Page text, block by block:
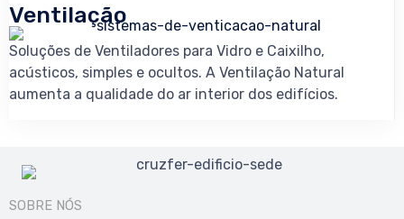
Ventilação
Soluções de Ventiladores para Vidro e Caixilho,
acústicos, simples e ocultos. A Ventilação Natural
aumenta a qualidade do ar interior dos edifícios.
SOBRE NÓS